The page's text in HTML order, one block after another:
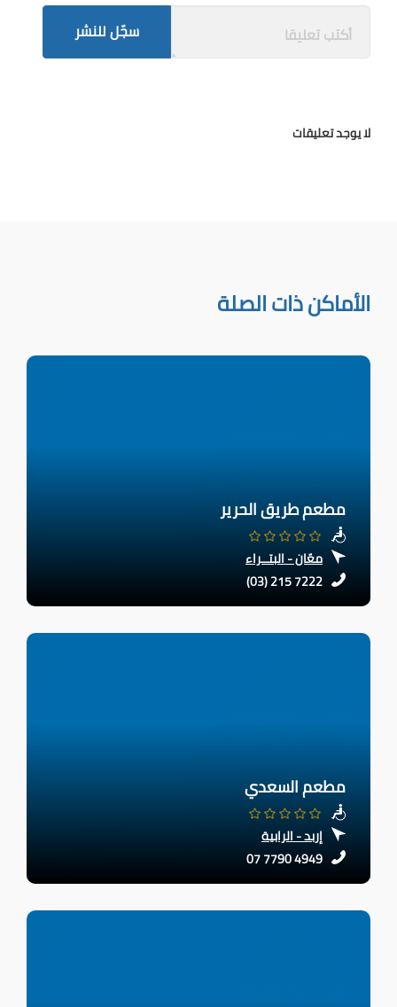
سجّل للنشر
لا يوجد تعليقات
الأماكن ذات الصلة
مطعم طريق الحرير
معّان - البتــراء
(03) 215 7222
مطعم السعدي
إربد - الرابية
07 7790 4949